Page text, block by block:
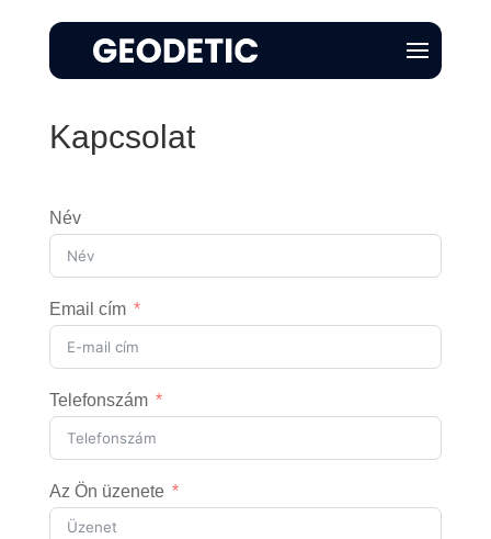
Kapcsolat
Név
Email cím
Telefonszám
Az Ön üzenete